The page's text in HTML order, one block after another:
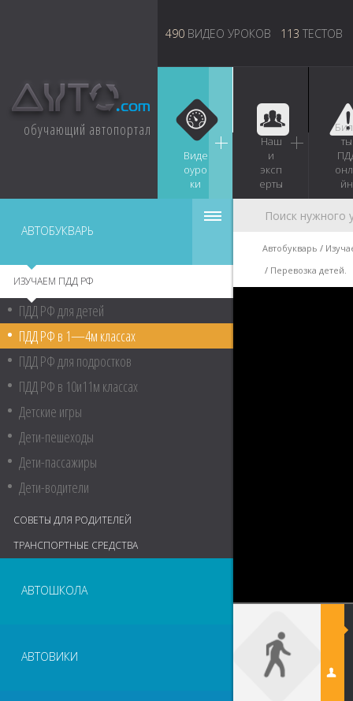
обучающий автопортал
490 ВИДЕО УРОКОВ 113 ТЕСТОВ
Виде
оуро
ки
Наш
и
эксп
ерты
ты
йн
АВТОБУКВАРЬ
ИЗУЧАЕМ ПДД РФ
ПДД РФ для детей
ПДД РФ в 1—4м классах
ПДД РФ для подростков
ПДД РФ в 10и11м классах
Детские игры
Дети-пешеходы
Дети-пассажиры
Дети-водители
СОВЕТЫ ДЛЯ РОДИТЕЛЕЙ
ТРАНСПОРТНЫЕ СРЕДСТВА
АВТОШКОЛА
АВТОВИКИ
Автобукварь
Перевозка детей.